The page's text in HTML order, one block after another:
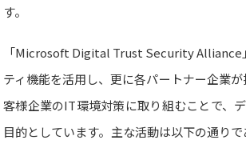
す。
「Microsoft Digital Trust Security
ティ機能を活⽤し、更に各パートナー企業
客様企業のIT環境対策に取り組むことで、
⽬的としています。主な活動は以下の通り